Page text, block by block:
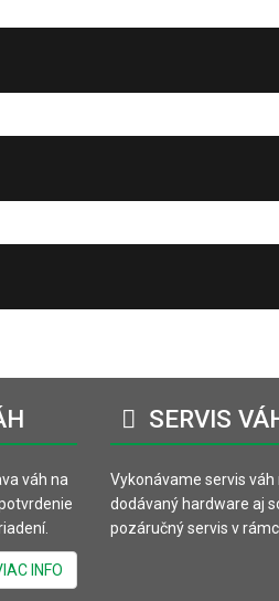
váh na
INFO
SERVIS
Vykonávame servis
dodávaný hardware aj
pozáručný servis v